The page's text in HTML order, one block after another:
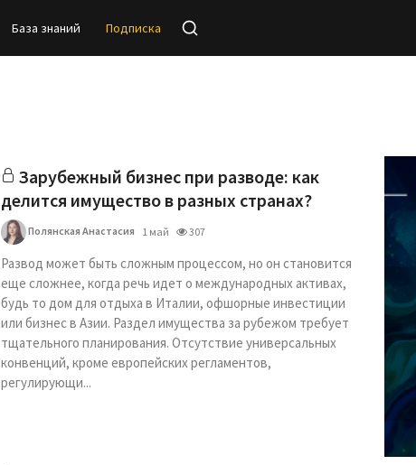
База знаний Подписка
Зарубежный бизнес при разводе: как
делится имущество в разных странах?
Полянская Анастасия 1 май 307
Развод может быть сложным процессом, но он становится
еще сложнее, когда речь идет о международных активах,
будь то дом для отдыха в Италии, офшорные инвестиции
или бизнес в Азии. Раздел имущества за рубежом требует
тщательного планирования. Отсутствие универсальных
конвенций, кроме европейских регламентов,
регулирующи...